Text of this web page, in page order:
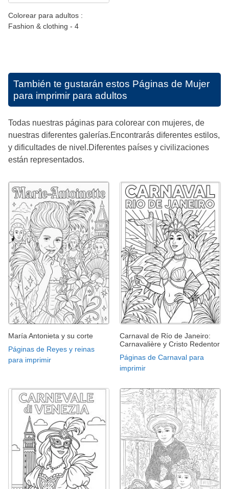
Colorear para adultos :
Fashion & clothing - 4
También te gustarán estos Páginas de Mujer
para imprimir para adultos
Todas nuestras páginas para colorear con mujeres, de
nuestras diferentes galerías.Encontrarás diferentes estilos,
y dificultades de nivel.Diferentes países y civilizaciones
están representados.
María Antonieta y su corte
Páginas de Reyes y reinas
para imprimir
Carnaval de Río de Janeiro:
Carnavalière y Cristo Redentor
Páginas de Carnaval para
imprimir